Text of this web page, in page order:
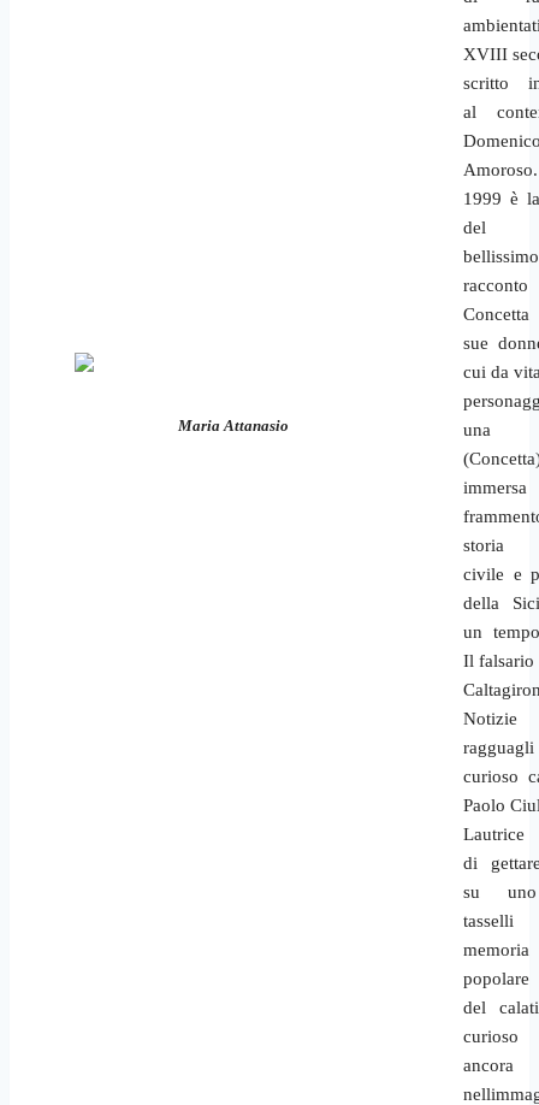
Maria Attanasio
XVIII
scritto
al
1999 è
del
bellissimo
sue
cui da
una
storia
civile e
della
un
Il
curioso
Paolo
di
su
memoria
popolare
del
curioso